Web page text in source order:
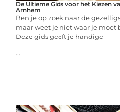
De Ultieme Gids voor het Kiezen
Arnhem
Ben je op zoek naar de
maar weet je niet waar je moet
Deze gids geeft je handige
...